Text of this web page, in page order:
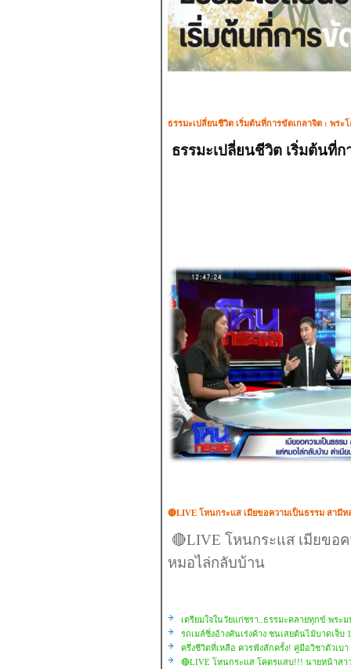
ธรรมะเปลี่ยนชีวิต เริ่มต้นที่การขัดเกลาจิต : พระ
ธรรมะเปลี่ยนชีวิต เริ่มต้นที่
🔴LIVE โหนกระแส เมียขอความเป็นธรรม สามี
🔴LIVE โหนกระแส เมียขอ
หมอไล่กลับบ้าน
เตรียมใจในวัยแก่ชรา..ธรรมะคลายทุกข์ พร
รถเมล์ซิ่งอ้างคันเร่งค้าง ชนเสยต้นไม้บาดเจ็บ
ครึ่งชีวิตที่เหลือ ควรฟังสักครั้ง! คู่มือวิชาตัวเบ
🔴LIVE โหนกระแส โคตรแสบ!!! นายหน้าส